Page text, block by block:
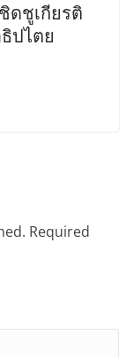
ดชูเกียรติ
ปไตย
Required